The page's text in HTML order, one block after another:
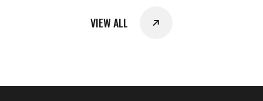
VIEW ALL